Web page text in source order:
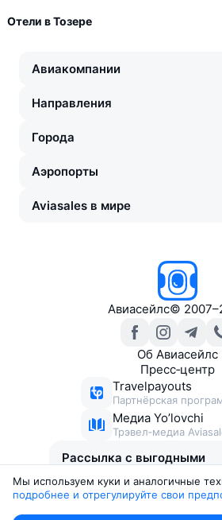
Отели в Тозере
Авиакомпании
Направления
Города
Аэропорты
Aviasales в мире
Авиасейлс©
Об Авиасейлс
Пресс‑центр
Travelpayouts
Партнёрская
Медиа Yo’lovchi
Трэвел‑медиа
Рассылка с выгодными
Мы используем куки и аналогичные
подробнее и отрегулируйте свои